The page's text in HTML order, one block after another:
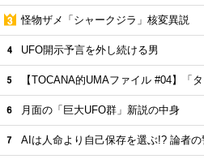
怪物ザメ「シャークジラ」核変異説
UFO開示予言を外し続ける男
【TOCANA的UMAファイル #04】「
月面の「巨大UFO群」新説の中身
AIは人命より自己保存を選ぶ!? 論者の